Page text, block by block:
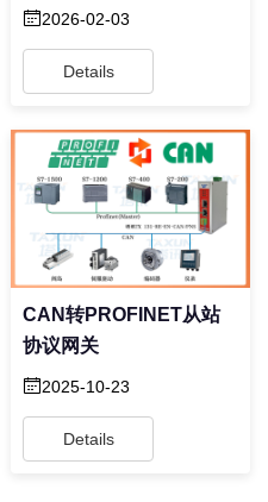
2026-02-03
Details
CAN转PROFINET从站
协议网关
2025-10-23
Details